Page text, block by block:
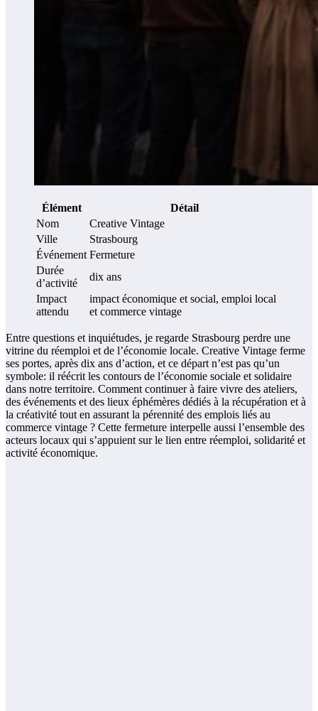
Élément
Détail
Nom
Creative Vintage
Ville
Strasbourg
Événement Fermeture
Durée
d’activité
dix ans
Impact
attendu
impact économique et social, emploi local
et commerce vintage
Entre questions et inquiétudes, je regarde Strasbourg perdre une
vitrine du réemploi et de l’économie locale. Creative Vintage ferme
ses portes, après dix ans d’action, et ce départ n’est pas qu’un
symbole: il réécrit les contours de l’économie sociale et solidaire
dans notre territoire. Comment continuer à faire vivre des ateliers,
des événements et des lieux éphémères dédiés à la récupération et à
la créativité tout en assurant la pérennité des emplois liés au
commerce vintage ? Cette fermeture interpelle aussi l’ensemble des
acteurs locaux qui s’appuient sur le lien entre réemploi, solidarité et
activité économique.